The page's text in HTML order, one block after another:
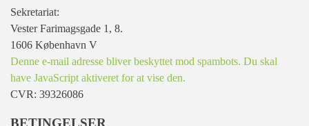
Sekretariat:
Vester Farimagsgade 1, 8.
1606 København V
Denne e-mail adresse bliver beskyttet mod spambots. Du skal
have JavaScript aktiveret for at vise den.
CVR: 39326086
BETINGELSER